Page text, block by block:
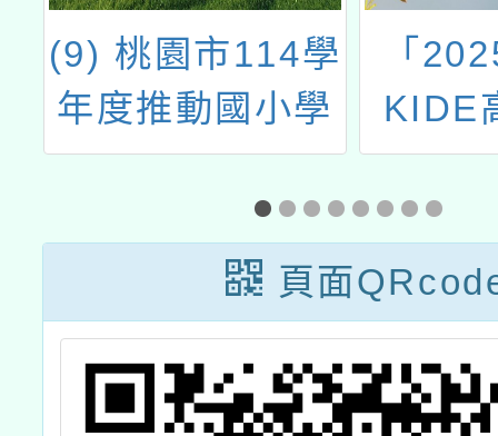
(9) 桃園市114學
年度推動國小學
生英語學習成效
獎勵計畫-英語線
上學習平臺Cool
English競賽
「
KIDE
發明
頁面